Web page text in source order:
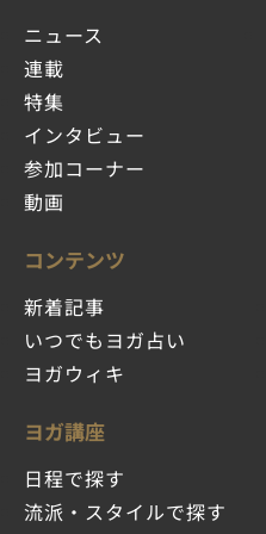
ニュース
連載
特集
インタビュー
参加コーナー
動画
コンテンツ
新着記事
いつでもヨガ占い
ヨガウィキ
ヨガ講座
日程で探す
流派・スタイルで探す